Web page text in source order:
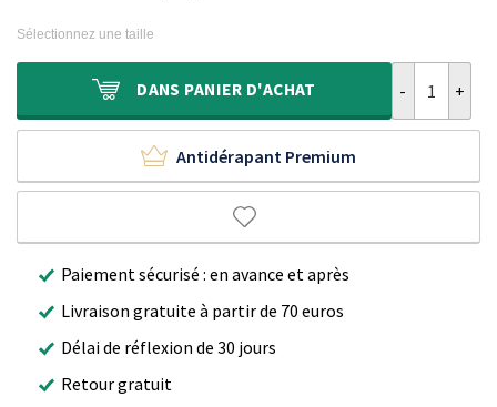
40,00 €.
29,90 €.
Sélectionnez une taille
DANS PANIER D'ACHAT
Antidérapant Premium
Paiement sécurisé : en avance et après
Livraison gratuite à partir de 70 euros
Délai de réflexion de 30 jours
Retour gratuit